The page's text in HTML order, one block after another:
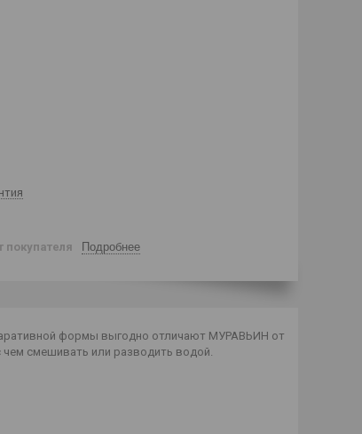
покупателя Подробнее
формы выгодно отличают МУРАВЬИН от
смешивать или разводить водой.